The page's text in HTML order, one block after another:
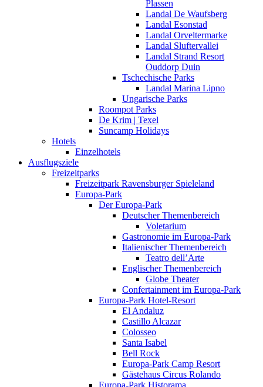
Plassen
Landal De Waufsberg
Landal Esonstad
Landal Orveltermarke
Landal Sluftervallei
Landal Strand Resort
Ouddorp Duin
Tschechische Parks
Landal Marina Lipno
Ungarische Parks
Roompot Parks
De Krim | Texel
Suncamp Holidays
Hotels
Einzelhotels
Ausflugsziele
Freizeitparks
Freizeitpark Ravensburger Spieleland
Europa-Park
Der Europa-Park
Deutscher Themenbereich
Voletarium
Gastronomie im Europa-Park
Italienischer Themenbereich
Teatro dell’Arte
Englischer Themenbereich
Globe Theater
Confertainment im Europa-Park
Europa-Park Hotel-Resort
El Andaluz
Castillo Alcazar
Colosseo
Santa Isabel
Bell Rock
Europa-Park Camp Resort
Gästehaus Circus Rolando
Europa-Park Historama